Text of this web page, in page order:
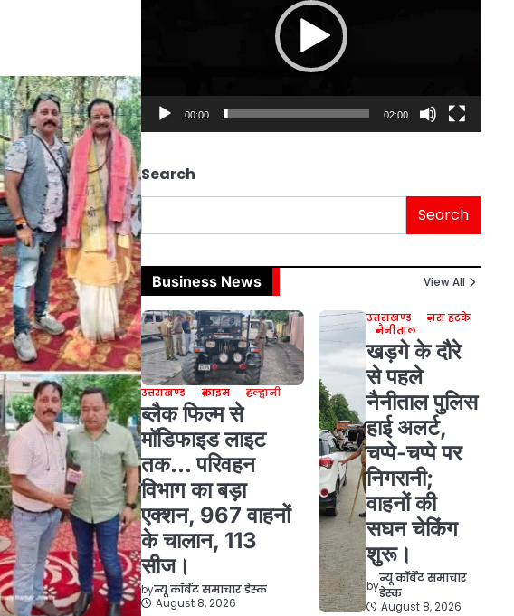
00:00 02:00
Search
Search
Business News View All
उत्तराखण्ड क्राइम हल्द्वानी
ब्लैक फिल्म से
मॉडिफाइड लाइट
तक… परिवहन
विभाग का बड़ा
एक्शन, 967 वाहनों
के चालान, 113
सीज।
byन्यू कॉर्बेट समाचार डेस्क
August 8, 2026
उत्तराखण्ड
ज़रा हटके
नैनीताल
खड़गे के दौरे
से पहले
नैनीताल पुलिस
हाई अलर्ट,
चप्पे-चप्पे पर
निगरानी;
वाहनों की
सघन चेकिंग
शुरू।
by
न्यू कॉर्बेट समाचार
डेस्क
August 8, 2026